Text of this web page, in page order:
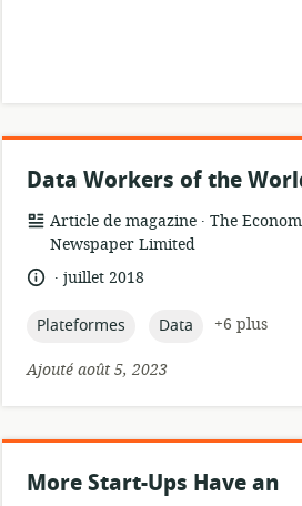
Data Workers of the
Format
de
ressource:
Article de magazine .
éditeur:
The
Newspaper Limited
langue:
.
date
publication:
juillet 2018
topic:
Plateformes topic:
Data
+6 plus
Ajouté août 5, 2023
More Start-Ups Have an